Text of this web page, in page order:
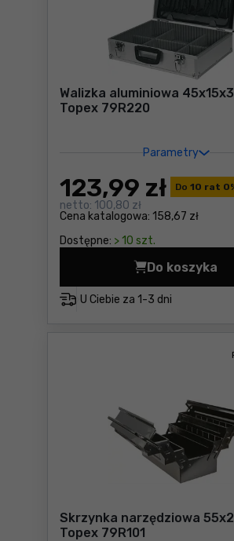
Walizka aluminiowa
Topex 79R220
Parametry
Do 10 rat 0
Cena katalogowa: 158,67 zł
123,99 zł
netto: 100,80 zł
Dostępne: > 10 szt.
U Ciebie za 1-3 dni
Do koszyka
Walizka
Skrzynka narzędziowa
Topex 79R101